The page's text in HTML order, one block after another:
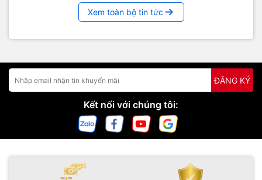
Xem toàn bộ tin tức
ĐĂNG KÝ
Kết nối với chúng tôi: